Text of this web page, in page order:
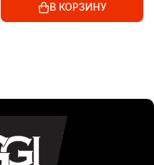
В КОРЗИНУ